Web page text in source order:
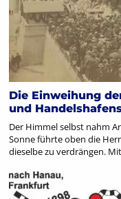
Die Einweihung
und
Der Himmel selbst nahm
Sonne führte oben die
dieselbe zu verdrängen.